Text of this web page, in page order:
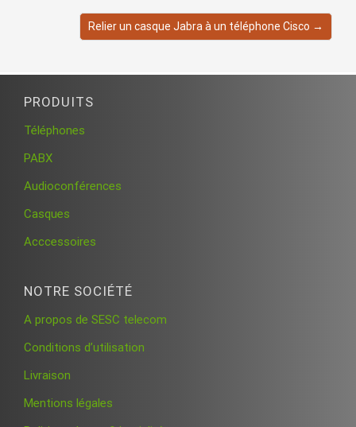
Relier un casque Jabra à un téléphone Cisco →
PRODUITS
Téléphones
PABX
Audioconférences
Casques
Acccessoires
NOTRE SOCIÉTÉ
A propos de SESC telecom
Conditions d’utilisation
Livraison
Mentions légales